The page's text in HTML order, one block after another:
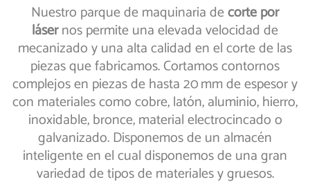
Nuestro parque de maquinaria decorte por
lásernos permite una elevada velocidad de
mecanizado y una alta calidad en el corte de las
piezas que fabricamos. Cortamos contornos
complejos en piezas de hasta 20 mm de espesor y
con materiales como cobre, latón, aluminio, hierro,
inoxidable, bronce, material electrocincado o
galvanizado. Disponemos de un almacén
inteligente en el cual disponemos de una gran
variedad de tipos de materiales y gruesos.